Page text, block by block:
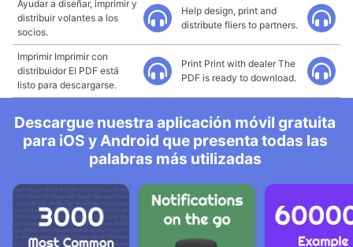
Ayudar a diseñar, imprimir y
distribuir volantes a los
socios.
Help design, print and
distribute fliers to partners.
Imprimir Imprimir con
distribuidor El PDF está
listo para descargarse.
Print Print with dealer The
PDF is ready to download.
Descargue nuestra aplicación móvil gratuita
para iOS y Android que presenta todas las
palabras más utilizadas